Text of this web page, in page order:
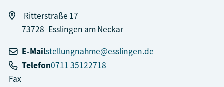
Ritterstraße 17
73728 Esslingen am Neckar
E-Mailstellungnahme@esslingen.de
Telefon0711 35122718
Fax